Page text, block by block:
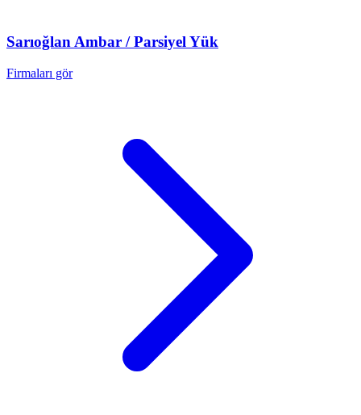
Sarıoğlan Ambar / Parsiyel Yük
Firmaları gör